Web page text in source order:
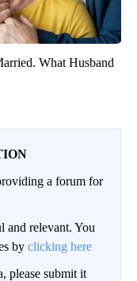
What Husband
a forum for
and relevant. You
by clicking here
please submit it